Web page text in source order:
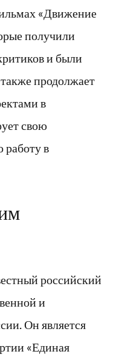
«Движение
получили
и были
продолжает
в
свою
в
российский
и
Он является
«Единая